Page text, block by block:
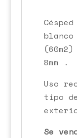
8mm .
Uso
tipo
Se